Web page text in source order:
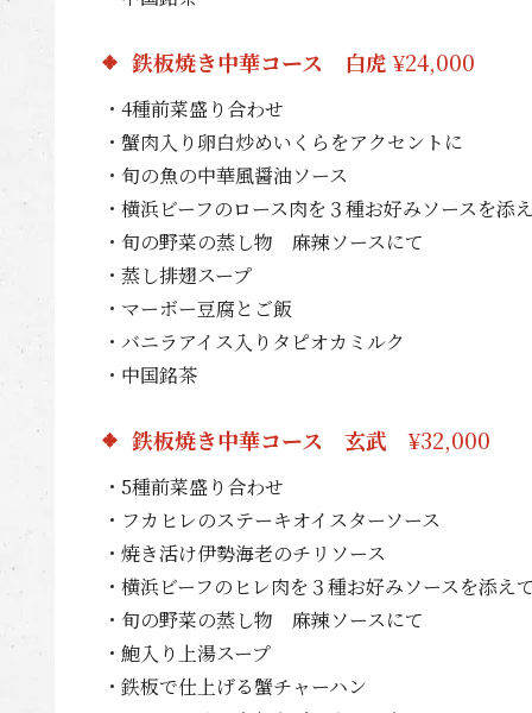
鉄板焼き中華コース 白虎¥24,000
・4種前菜盛り合わせ
・蟹肉入り卵白炒めいくらをアクセントに
・旬の魚の中華風醤油ソース
・横浜ビーフのロース肉を３種お好みソースを添
・旬の野菜の蒸し物 麻辣ソースにて
・蒸し排翅スープ
・マーボー豆腐とご飯
・バニラアイス入りタピオカミルク
・中国銘茶
鉄板焼き中華コース 玄武 ¥32,000
・5種前菜盛り合わせ
・フカヒレのステーキオイスターソース
・焼き活け伊勢海老のチリソース
・横浜ビーフのヒレ肉を３種お好みソースを添え
・旬の野菜の蒸し物 麻辣ソースにて
・鮑入り上湯スープ
・鉄板で仕上げる蟹チャーハン